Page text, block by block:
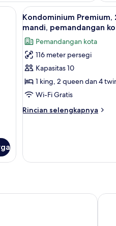
tidur, bathtub, pemandangan
Lihat
semua
foto
untuk
Kondominium
Premium,
2
kamar
tidur,
2
kota
33
Kondominium
mandi, pemandangan
Pemandangan kota
116 meter persegi
Kapasitas 10
1 king, 2 queen dan 4
Wi-Fi Gratis
Rincian selengkapnya
Rincian
Premium,
2
Kuala Lumpur KL